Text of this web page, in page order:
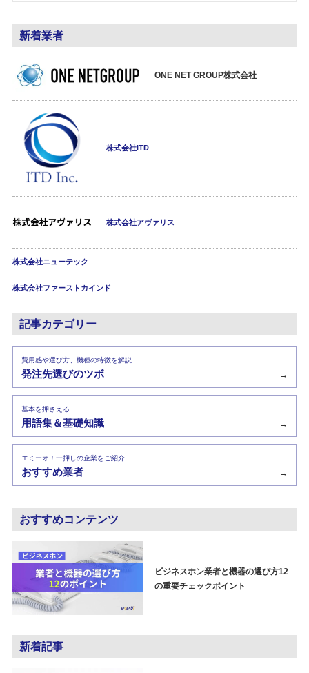
新着業者
ONE NET GROUP株式会社
株式会社ITD
株式会社アヴァリス
株式会社ニューテック
株式会社ファーストカインド
記事カテゴリー
費用感や選び方、機種の特徴を解説
発注先選びのツボ →
基本を押さえる
用語集＆基礎知識 →
エミーオ！一押しの企業をご紹介
おすすめ業者 →
おすすめコンテンツ
ビジネスホン業者と機器の選び方12
の重要チェックポイント
新着記事